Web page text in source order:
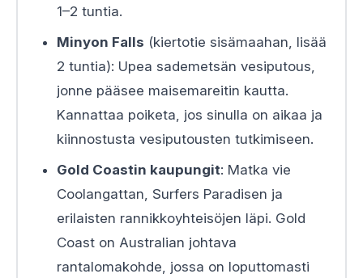
1–2 tuntia.
Minyon Falls (kiertotie sisämaahan, lisää
2 tuntia): Upea sademetsän vesiputous,
jonne pääsee maisemareitin kautta.
Kannattaa poiketa, jos sinulla on aikaa ja
kiinnostusta vesiputousten tutkimiseen.
Gold Coastin kaupungit: Matka vie
Coolangattan, Surfers Paradisen ja
erilaisten rannikkoyhteisöjen läpi. Gold
Coast on Australian johtava
rantalomakohde, jossa on loputtomasti